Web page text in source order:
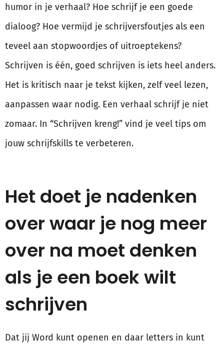
humor in je verhaal? Hoe schrijf je een goede
dialoog? Hoe vermijd je schrijversfoutjes als een
teveel aan stopwoordjes of uitroeptekens?
Schrijven is één, goed schrijven is iets heel anders.
Het is kritisch naar je tekst kijken, zelf veel lezen,
aanpassen waar nodig. Een verhaal schrijf je niet
zomaar. In “Schrijven kreng!” vind je veel tips om
jouw schrijfskills te verbeteren.
Het doet je nadenken
over waar je nog meer
over na moet denken
als je een boek wilt
schrijven
Dat jij Word kunt openen en daar letters in kunt